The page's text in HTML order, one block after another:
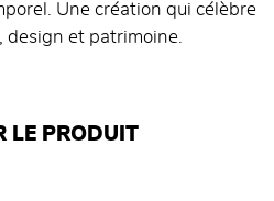
Une création qui célèbre
design et patrimoine.
LE PRODUIT